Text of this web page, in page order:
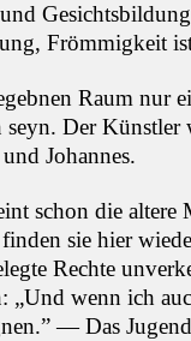
Frömmigkeit
Raum nur
Der Künstler
Johannes.
schon die altere
sie hier
Rechte
„Und wenn ich
— Das